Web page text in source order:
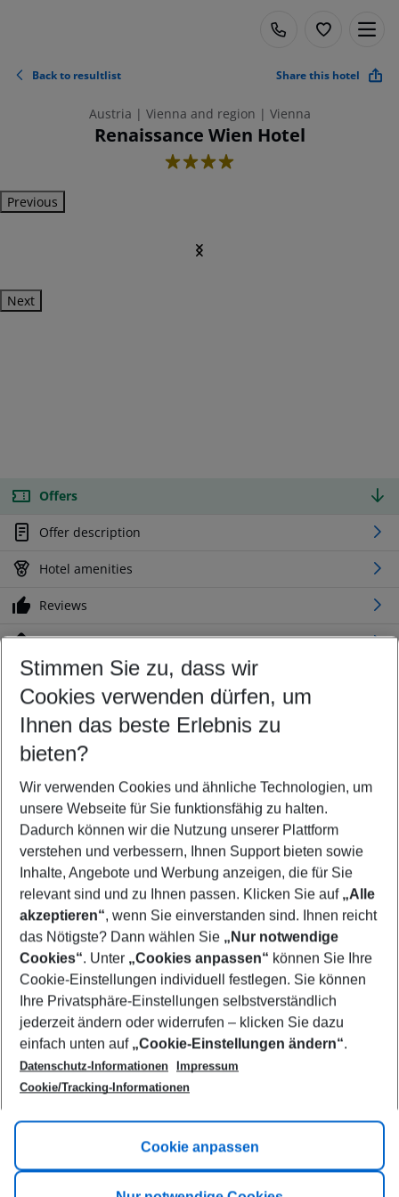
Back to resultlist Share this hotel
Austria | Vienna and region | Vienna
Renaissance Wien Hotel
4
Previous
Next
Offers
Offer description
Hotel amenities
Reviews
Location
Customize your offer
Find the perfect deal which suits your best
Your departure airport
Any airport
Select your date range
07/08/26–05/08/27 5-8 nights
Who will travel
2 adults No children
Show more filter
Footer
Footer navigation
Title A
Link A
Stimmen Sie zu, dass wir
Cookies verwenden dürfen, um
Ihnen das beste Erlebnis zu
bieten?
Wir verwenden Cookies und ähnliche Technologien, um
unsere Webseite für Sie funktionsfähig zu halten.
Dadurch können wir die Nutzung unserer Plattform
verstehen und verbessern, Ihnen Support bieten sowie
Inhalte, Angebote und Werbung anzeigen, die für Sie
relevant sind und zu Ihnen passen. Klicken Sie auf „Alle
akzeptieren“, wenn Sie einverstanden sind. Ihnen reicht
das Nötigste? Dann wählen Sie „Nur notwendige
Cookies“. Unter „Cookies anpassen“ können Sie Ihre
Cookie-Einstellungen individuell festlegen. Sie können
Ihre Privatsphäre-Einstellungen selbstverständlich
jederzeit ändern oder widerrufen – klicken Sie dazu
einfach unten auf „Cookie-Einstellungen ändern“.
Datenschutz-Informationen
Impressum
Cookie/Tracking-Informationen
Cookie anpassen